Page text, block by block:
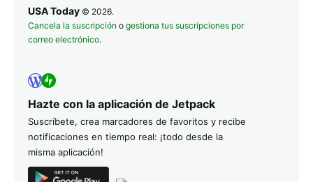
USA Today © 2026.
Cancela la suscripción o gestiona tus suscripciones por
correo electrónico.
Hazte con la aplicación de Jetpack
Suscríbete, crea marcadores de favoritos y recibe
notificaciones en tiempo real: ¡todo desde la
misma aplicación!